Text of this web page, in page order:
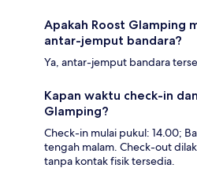
Apakah Roost Glamping
antar-jemput bandara?
Ya, antar-jemput bandara
Kapan waktu check-in
Glamping?
Check-in mulai pukul: 14.00;
tengah malam. Check-out
tanpa kontak fisik tersedia.